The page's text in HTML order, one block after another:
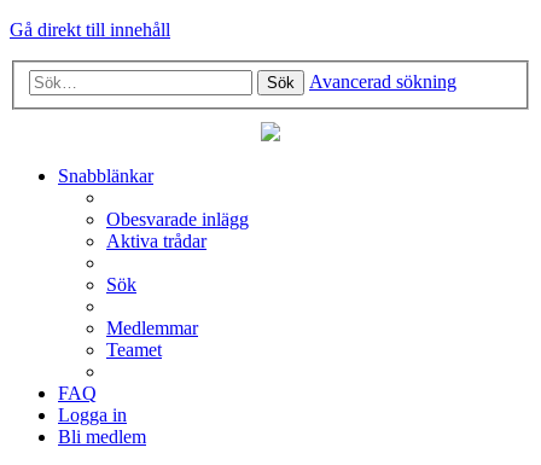
Gå direkt till innehåll
Sök Avancerad sökning
Snabblänkar
Obesvarade inlägg
Aktiva trådar
Sök
Medlemmar
Teamet
FAQ
Logga in
Bli medlem